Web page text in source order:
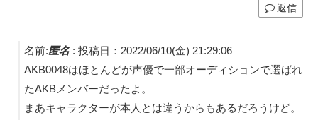
返信
名前:匿名: 投稿日：2022/06/10(金) 21:29:06
AKB0048はほとんどが声優で一部オーディションで選ばれ
たAKBメンバーだったよ。
まあキャラクターが本人とは違うからもあるだろうけど。